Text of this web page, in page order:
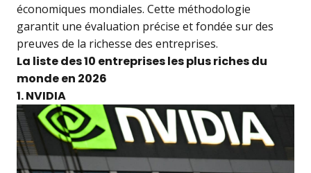
économiques mondiales. Cette méthodologie
garantit une évaluation précise et fondée sur des
preuves de la richesse des entreprises.
La liste des 10 entreprises les plus riches du
monde en 2026
1. NVIDIA